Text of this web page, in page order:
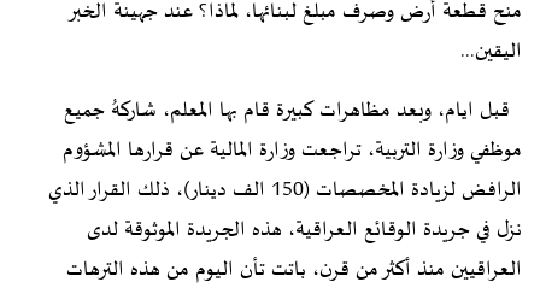
منح قطعة أرض وصرف مبلغ لبنائها، لماذا؟ عند جهينة الخبر
اليقين...
قبل ايام، وبعد مظاهرات كبيرة قام بها المعلم، شاركهُ جميع
موظفي وزارة التربية، تراجعت وزارة المالية عن قرارها المشؤوم
الرافض لزيادة المخصصات (150 الف دينار)، ذلك القرار الذي
نزل في جريدة الوقائع العراقية، هذه الجريدة الموثوقة لدى
العراقيين منذ أكثر من قرن، باتت تأن اليوم من هذه الترهات